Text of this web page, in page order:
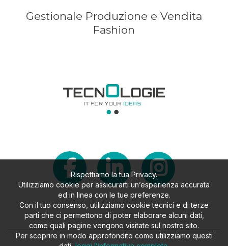
Gestionale Produzione e Vendita
Fashion
Rispettiamo la tua Privacy.
Utilizziamo cookie per assicurarti un’esperienza accurata
ed in linea con le tue preferenze.
Con il tuo consenso, utilizziamo cookie tecnici e di terze
parti che ci permettono di poter elaborare alcuni dati,
come quali pagine vengono visitate sul nostro sito.
Per scoprire in modo approfondito come utilizziamo questi